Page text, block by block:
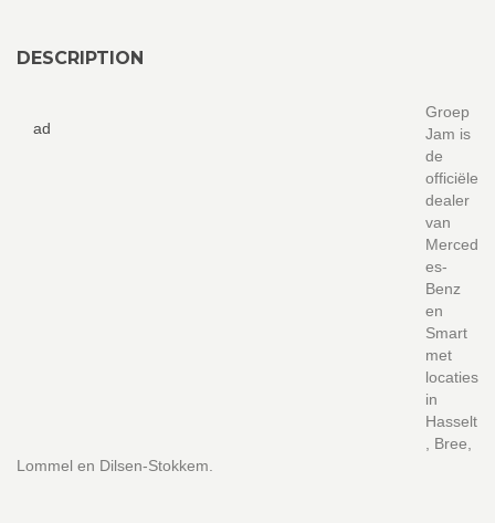
DESCRIPTION
ad
Groep
Jam is
de
officiële
dealer
van
Merced
es-
Benz
en
Smart
met
locaties
in
Hasselt
, Bree,
Lommel en Dilsen-Stokkem.